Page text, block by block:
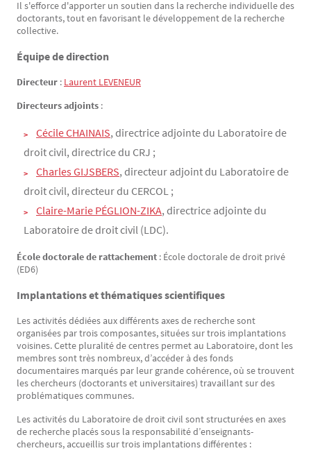
Il s'efforce d'apporter un soutien dans la recherche individuelle des
doctorants, tout en favorisant le développement de la recherche
collective.
Équipe de direction
Directeur : Laurent LEVENEUR
Directeurs adjoints :
Cécile CHAINAIS, directrice adjointe du Laboratoire de
droit civil, directrice du CRJ ;
Charles GIJSBERS, directeur adjoint du Laboratoire de
droit civil, directeur du CERCOL ;
Claire-Marie PÉGLION-ZIKA, directrice adjointe du
Laboratoire de droit civil (LDC).
École doctorale de rattachement : École doctorale de droit privé
(ED6)
Implantations et thématiques scientifiques
Les activités dédiées aux différents axes de recherche sont
organisées par trois composantes, situées sur trois implantations
voisines. Cette pluralité de centres permet au Laboratoire, dont les
membres sont très nombreux, d’accéder à des fonds
documentaires marqués par leur grande cohérence, où se trouvent
les chercheurs (doctorants et universitaires) travaillant sur des
problématiques communes.
Les activités du Laboratoire de droit civil sont structurées en axes
de recherche placés sous la responsabilité d’enseignants-
chercheurs, accueillis sur trois implantations différentes :